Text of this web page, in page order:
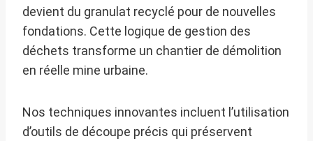
devient du granulat recyclé pour de nouvelles
fondations. Cette logique de gestion des
déchets transforme un chantier de démolition
en réelle mine urbaine.
Nos techniques innovantes incluent l’utilisation
d’outils de découpe précis qui préservent